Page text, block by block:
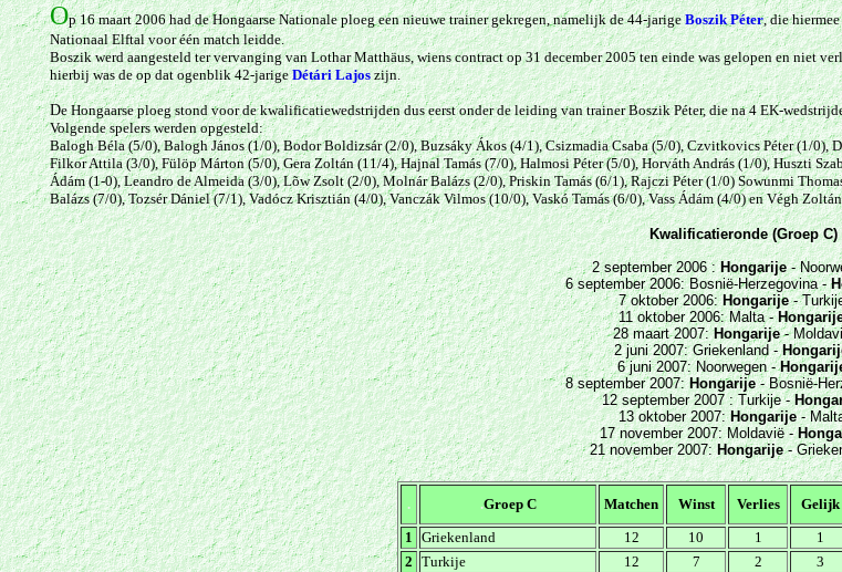
Op 16 maart 2006 had de Hongaarse Nationale ploeg een nieuwe trainer gekregen, namelijk de 44-jarigeBoszik Péter, die
NationaalElftal voor één match leidde.
Boszik werd aangesteld ter vervangingvanLothar Matthäus, wiens contract op 31 december 2005 ten einde was gelopen en niet
hierbij was de op dat ogenblik 42-jarigeDétári Lajoszijn.
De Hongaarse ploeg stond voor de kwalificatiewedstrijden dus eerst onder de leiding van trainer Boszik Péter, die na 4 EK-
Volgende spelers werden opgesteld:
Balogh Béla (5/0), Balogh János (1/0), Bodor Boldizsár (2/0), Buzsáky Ákos (4/1), Csizmadia Csaba (5/0), Czvitkovics Péter (1/0),
Filkor Attila (3/0), Fülöp Márton (5/0),Gera Zoltán (11/4),Hajnal Tamás (7/0),Halmosi Péter (5/0),Horváth András (1/0),Huszti
Ádám (1-0), Leandro de Almeida (3/0),Lõw Zsolt (2/0), Molnár Balázs (2/0),Priskin Tamás (6/1), Rajczi Péter (1/0) Sowunmi
Balázs (7/0),Tozsér Dániel (7/1), Vadócz Krisztián (4/0),Vanczák Vilmos (10/0),Vaskó Tamás (6/0), Vass Ádám (4/0) enVégh
Kwalificatieronde (Groep C)
2 september 2006 :Hongarije-
6 september 2006: Bosnië-Herzegovina -
7 oktober 2006:Hongarije-
11 oktober 2006: Malta -
28 maart 2007:Hongarije-
2 juni 2007: Griekenland -
6 juni 2007: Noorwegen -
8 september 2007:Hongarije- Bosnië-
12 september 2007 : Turkije -
13 oktober 2007:Hongarije-
17 november 2007: Moldavië -
21 november 2007:Hongarije-
. .Groep C Matchen Winst Verlies Gelijk
1 Griekenland 12 10 1 1
2 Turkije 12 7 2 3